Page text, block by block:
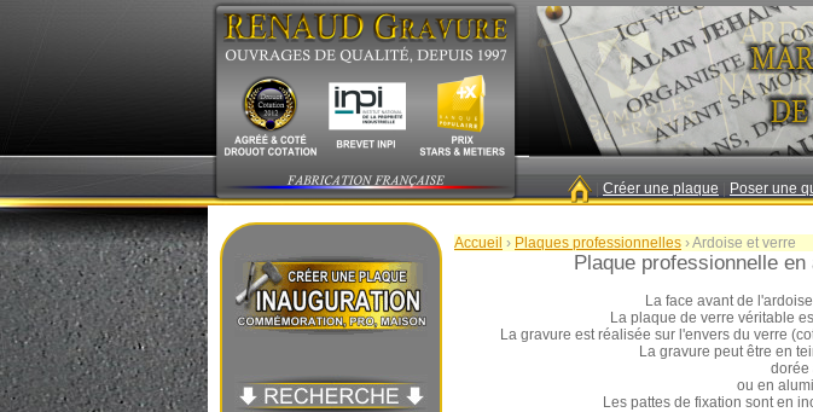
Créer une plaque Poser une
Accueil › Plaques professionnelles ›Ardoise et verre
Plaque professionnelle
La face avant de
La plaque de verre véritable
La gravure est réalisée sur l'envers du verre
La gravure peut être en
dorée
ou en
Les pattes de fixation sont en